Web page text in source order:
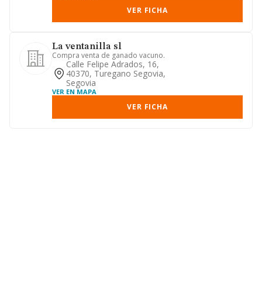
VER FICHA
La ventanilla sl
Compra venta de ganado vacuno.
Calle Felipe Adrados, 16,
40370, Turegano Segovia,
Segovia
VER EN MAPA
VER FICHA